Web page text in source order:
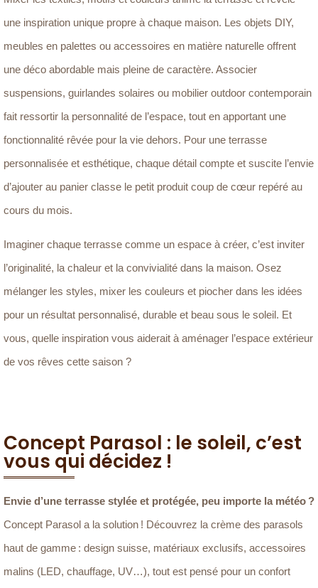
une inspiration unique propre à chaque maison. Les objets DIY,
meubles en palettes ou accessoires en matière naturelle offrent
une déco abordable mais pleine de caractère. Associer
suspensions, guirlandes solaires ou mobilier outdoor contemporain
fait ressortir la personnalité de l’espace, tout en apportant une
fonctionnalité rêvée pour la vie dehors. Pour une terrasse
personnalisée et esthétique, chaque détail compte et suscite l’envie
d’ajouter au panier classe le petit produit coup de cœur repéré au
cours du mois.
Imaginer chaque terrasse comme un espace à créer, c’est inviter
l’originalité, la chaleur et la convivialité dans la maison. Osez
mélanger les styles, mixer les couleurs et piocher dans les idées
pour un résultat personnalisé, durable et beau sous le soleil. Et
vous, quelle inspiration vous aiderait à aménager l’espace extérieur
de vos rêves cette saison ?
Concept Parasol : le soleil, c’est
vous qui décidez !
Envie d’une terrasse stylée et protégée, peu importe la météo ?
Concept Parasol a la solution ! Découvrez la crème des parasols
haut de gamme : design suisse, matériaux exclusifs, accessoires
malins (LED, chauffage, UV…), tout est pensé pour un confort